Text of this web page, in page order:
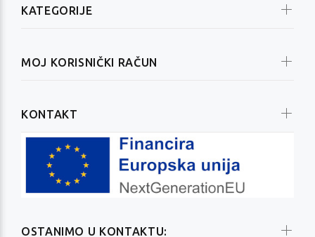
OSTANIMO U KONTAKTU:
KATEGORIJE
MOJ KORISNIČKI RAČUN
KONTAKT